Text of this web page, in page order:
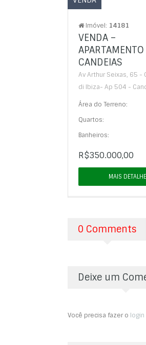
Imóvel: 14181
VENDA –
CANDEIAS
Av Arthur Seixas, 65 -
di Ibiza- Ap 504 -
Área do Terreno:
Quartos:
Banheiros:
R$350.000,00
MAIS
0 Comments
Deixe um
Você precisa fazer o login